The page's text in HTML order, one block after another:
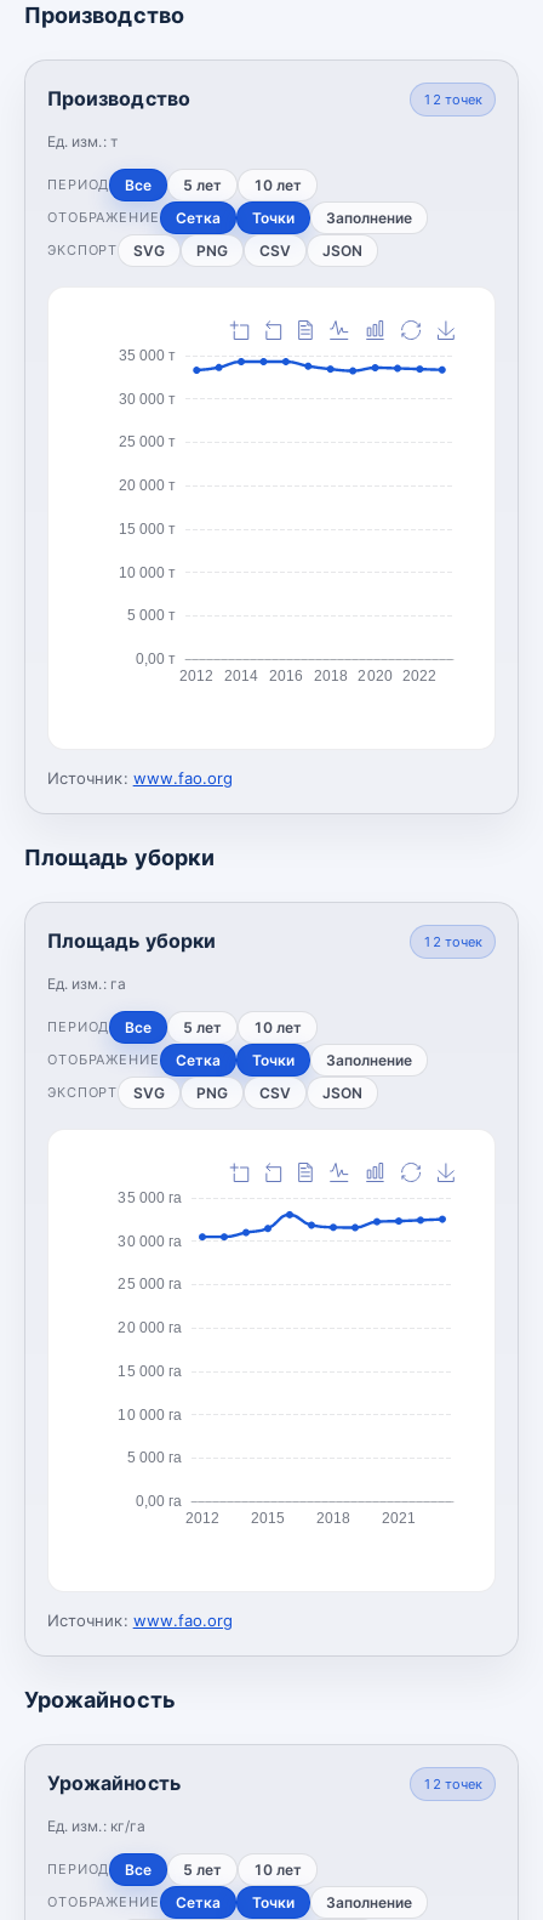
Производство
Производство
Ед. изм.: т
12 точек
ПЕРИОД Все 5 лет 10 лет
ОТОБРАЖЕНИЕ Сетка Точки Заполнение
ЭКСПОРТ SVG PNG CSV JSON
0,00 т
5 000 т
10 000 т
15 000 т
20 000 т
25 000 т
30 000 т
35 000 т
2012 2014 2016 2018 2020 2022
Источник: www.fao.org
Площадь уборки
Площадь уборки
Ед. изм.: га
12 точек
ПЕРИОД Все 5 лет 10 лет
ОТОБРАЖЕНИЕ Сетка Точки Заполнение
ЭКСПОРТ SVG PNG CSV JSON
0,00 га
5 000 га
10 000 га
15 000 га
20 000 га
25 000 га
30 000 га
35 000 га
2012 2015 2018 2021
Источник: www.fao.org
Урожайность
Урожайность
Ед. изм.: кг/га
12 точек
ПЕРИОД Все 5 лет 10 лет
ОТОБРАЖЕНИЕ Сетка Точки Заполнение